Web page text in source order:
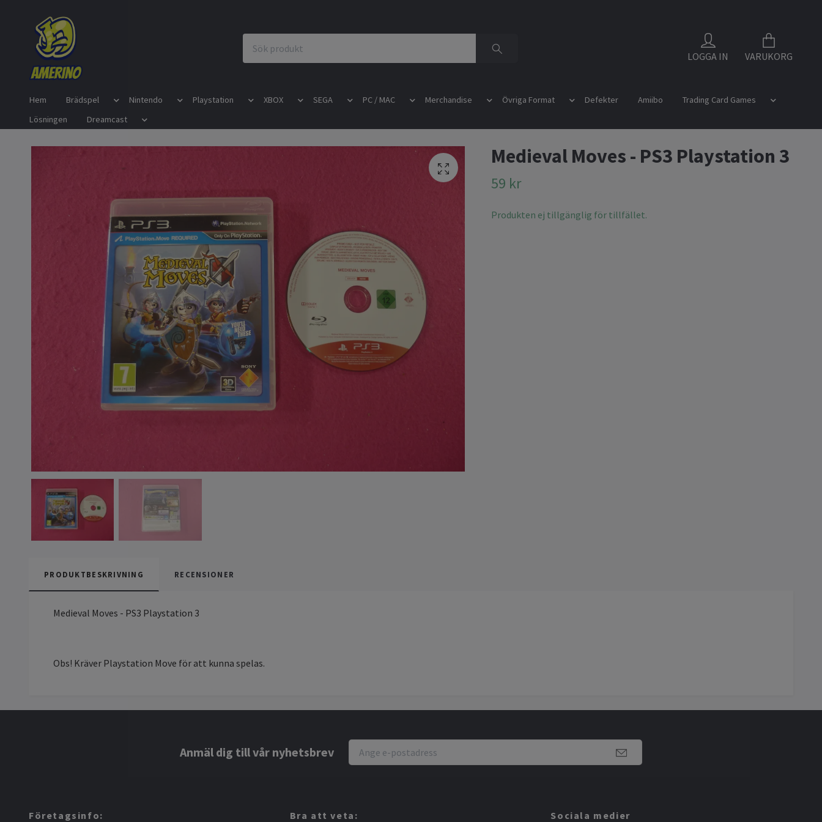
LOGGA IN VARUKORG
Hem Brädspel Nintendo Playstation XBOX SEGA PC / MAC Merchandise Övriga Format Defekter Amiibo
Trading Card Games
Lösningen
Dreamcast
Medieval Moves - PS3 Playstation 3
59 kr
Produkten ej tillgänglig för tillfället.
PRODUKTBESKRIVNING RECENSIONER
Medieval Moves - PS3 Playstation 3
Obs! Kräver Playstation Move för att kunna spelas.
Anmäl dig till vår nyhetsbrev
Företagsinfo: Bra att veta: Sociala medier